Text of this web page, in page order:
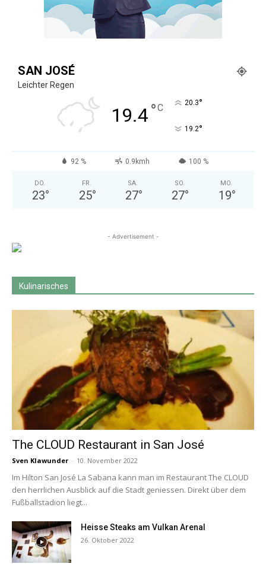
SAN JOSÉ
Leichter Regen
19.4°C 20.3°
19.2°
92 % 0.9kmh 100 %
DO.
23°
FR.
25°
SA.
27°
SO.
27°
MO.
19°
- Advertisement -
Kulinarisches
The CLOUD Restaurant in San José
Sven Klawunder - 10. November 2022
Im Hilton San José La Sabana kann man im Restaurant The CLOUD
den herrlichen Ausblick auf die Stadt geniessen. Direkt über dem
Fußballstadion liegt...
Heisse Steaks am Vulkan Arenal
26. Oktober 2022